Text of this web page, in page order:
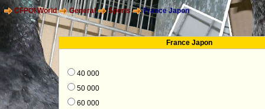
CFPOI World General Sports France Japon
France Japon
40 000
50 000
60 000